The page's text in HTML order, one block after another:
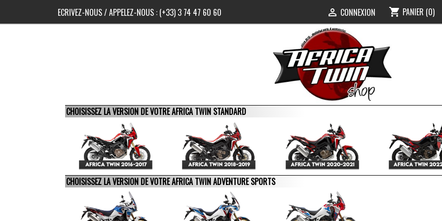
ECRIVEZ-NOUS/ APPELEZ-NOUS : (+33) 3 74 47 60 60  CONNEXION shopping_cart PANIER (0)
CHOISISSEZ LA VERSION DE VOTRE AFRICA TWIN STANDARD
CHOISISSEZ LA VERSION DE VOTRE AFRICA TWIN ADVENTURE SPORTS